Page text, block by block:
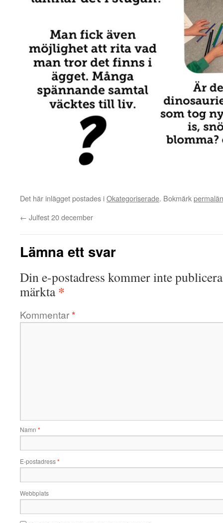
Det här inlägget postades iOkategoriserade. Bokmärk
← Julfest 20 december
Lämna ett svar
Din e-postadress kommer inte
märkta*
Kommentar*
Namn *
E-postadress*
Webbplats